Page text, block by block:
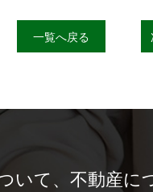
一覧へ戻る
いて、 不動産に